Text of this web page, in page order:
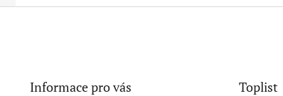
Informace pro vás Toplist